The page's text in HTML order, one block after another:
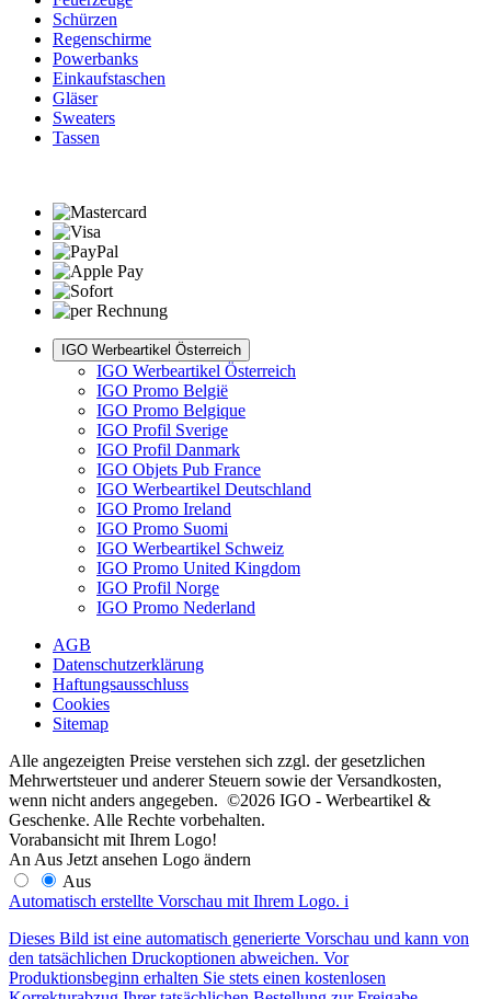
Schürzen
Regenschirme
Powerbanks
Einkaufstaschen
Gläser
Sweaters
Tassen
IGO Werbeartikel Österreich
IGO Werbeartikel Österreich
IGO Promo België
IGO Promo Belgique
IGO Profil Sverige
IGO Profil Danmark
IGO Objets Pub France
IGO Werbeartikel Deutschland
IGO Promo Ireland
IGO Promo Suomi
IGO Werbeartikel Schweiz
IGO Promo United Kingdom
IGO Profil Norge
IGO Promo Nederland
AGB
Datenschutzerklärung
Haftungsausschluss
Cookies
Sitemap
Alle angezeigten Preise verstehen sich zzgl. der gesetzlichen
Mehrwertsteuer und anderer Steuern sowie der Versandkosten,
wenn nicht anders angegeben. ©2026 IGO - Werbeartikel &
Geschenke. Alle Rechte vorbehalten.
Vorabansicht mit Ihrem Logo!
An Aus Jetzt ansehen Logo ändern
Aus
Automatisch erstellte Vorschau mit Ihrem Logo. i
Dieses Bild ist eine automatisch generierte Vorschau und kann von
den tatsächlichen Druckoptionen abweichen. Vor
Produktionsbeginn erhalten Sie stets einen kostenlosen